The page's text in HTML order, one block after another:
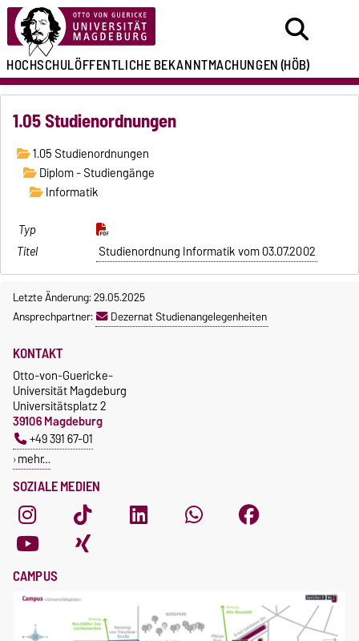
HOCHSCHULÖFFENTLICHEBEKANNTMACHUNGEN(HÖB)
1.05 Studienordnungen
1.05 Studienordnungen
Diplom - Studiengänge
Informatik
Studienordnung Informatik vom 03.07.2002
Letzte Änderung: 29.05.2025
Ansprechpartner:
Dezernat Studienangelegenheiten
SOZIALE MEDIEN
KONTAKT
Otto-von-Guericke-
Universität Magdeburg
Universitätsplatz 2
39106 Magdeburg
+49 391 67-01
mehr…
CAMPUS